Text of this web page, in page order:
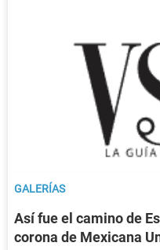
GALERÍAS
Así fue el camino de
corona de Mexicana